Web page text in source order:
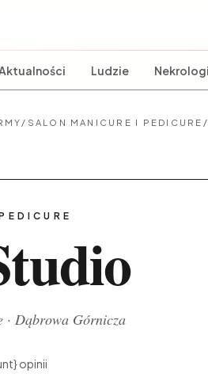
Ludzie Nekrologi
/ SALON MANICURE I PEDICURE /
· Dąbrowa Górnicza
opinii